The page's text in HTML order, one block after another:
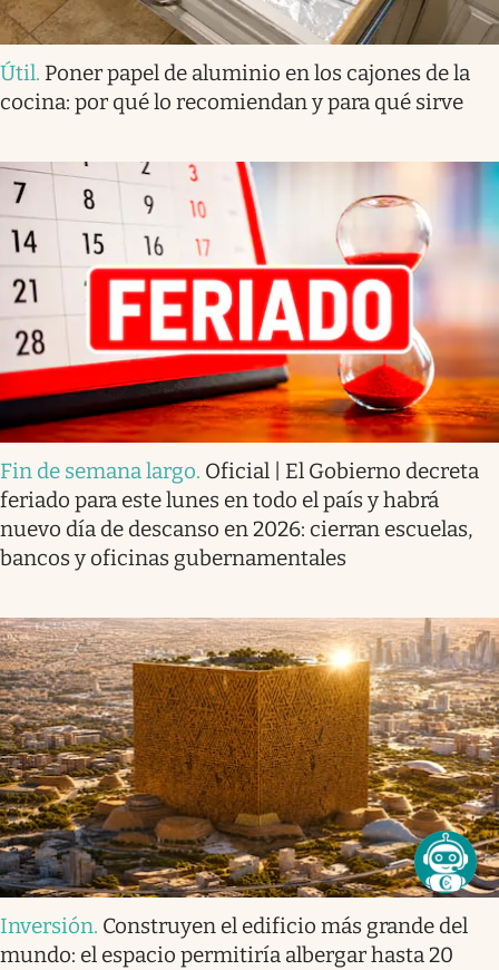
Útil. Poner papel de aluminio en los cajones de la
cocina: por qué lo recomiendan y para qué sirve
Fin de semana largo. Oficial | El Gobierno decreta
feriado para este lunes en todo el país y habrá
nuevo día de descanso en 2026: cierran escuelas,
bancos y oficinas gubernamentales
Inversión. Construyen el edificio más grande del
mundo: el espacio permitiría albergar hasta 20